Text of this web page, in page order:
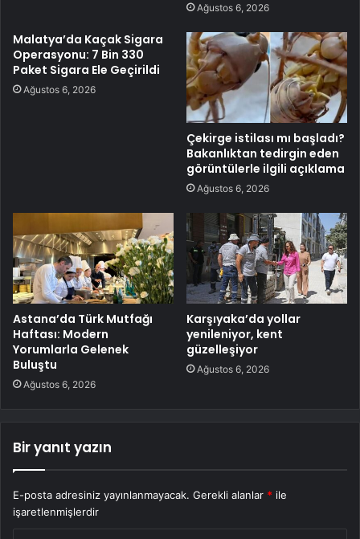
Ağustos 6, 2026
Malatya’da Kaçak Sigara
Operasyonu: 7 Bin 330
Paket Sigara Ele Geçirildi
Ağustos 6, 2026
Çekirge istilası mı başladı?
Bakanlıktan tedirgin eden
görüntülerle ilgili açıklama
Ağustos 6, 2026
Astana’da Türk Mutfağı
Haftası: Modern
Yorumlarla Gelenek
Buluştu
Ağustos 6, 2026
Karşıyaka’da yollar
yenileniyor, kent
güzelleşiyor
Ağustos 6, 2026
Bir yanıt yazın
E-posta adresiniz yayınlanmayacak. Gerekli alanlar * ile
işaretlenmişlerdir